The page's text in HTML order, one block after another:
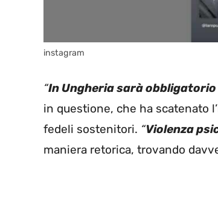
instagram
“In Ungheria sarà obbligatorio
in questione, che ha scatenato
fedeli sostenitori. “Violenza
maniera retorica, trovando